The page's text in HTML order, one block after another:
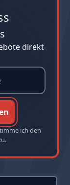
direkt
ich den